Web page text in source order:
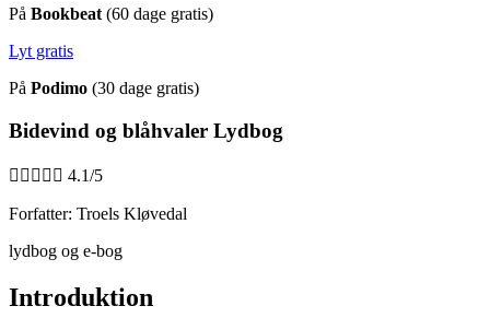
På Bookbeat (60 dage gratis)
Lyt gratis
På Podimo (30 dage gratis)
Bidevind og blåhvaler Lydbog
     4.1/5
Forfatter: Troels Kløvedal
lydbog og e-bog
Introduktion